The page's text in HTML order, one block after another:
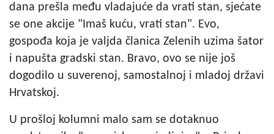
dana prešla među vladajuće da vrati stan, sjećate
se one akcije "Imaš kuću, vrati stan". Evo,
gospođa koja je valjda članica Zelenih uzima šator
i napušta gradski stan. Bravo, ovo se nije još
dogodilo u suverenoj, samostalnoj i mladoj državi
Hrvatskoj.
U prošloj kolumni malo sam se dotaknuo